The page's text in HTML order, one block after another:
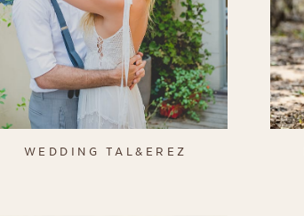
WEDDING TAL&EREZ